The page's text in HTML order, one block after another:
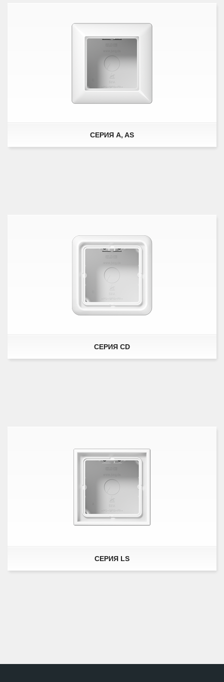
СЕРИЯ A, AS
СЕРИЯ CD
СЕРИЯ LS